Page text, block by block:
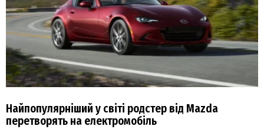
Найпопулярніший у світі родстер від Mazda
перетворять на електромобіль